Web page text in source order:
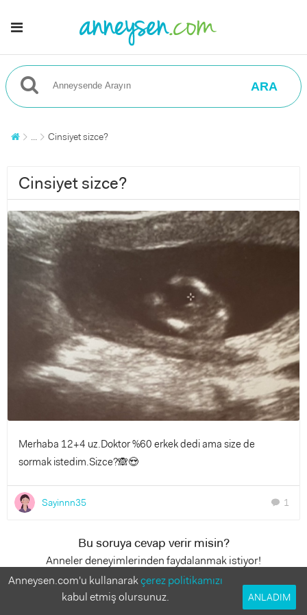
ARA
... Cinsiyet sizce?
Cinsiyet sizce?
Merhaba 12+4 uz.Doktor %60 erkek dedi ama size de
sormak istedim.Sizce?🙈😍
Sayinnn35 chat 1
Bu soruya cevap verir misin?
Anneler deneyimlerinden faydalanmak istiyor!
1 Cevap
Anneysen.com'u kullanarakçerez politikamızı
kabul etmiş olursunuz.
ANLADIM